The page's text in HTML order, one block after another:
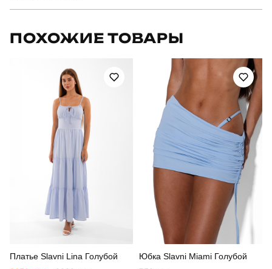
SWtb748Spe
Призначення для плавання
повсякденний
ПОХОЖИЕ ТОВАРЫ
Платье Slavni Lina Голубой
Юбка Slavni Miami Голубой